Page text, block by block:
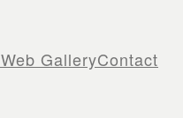
Web GalleryContact